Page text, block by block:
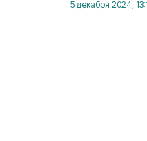
5 декабря 2024,